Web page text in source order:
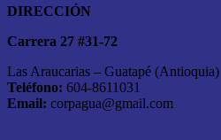
DIRECCIÓN
Carrera 27 #31-72
Las Araucarias – Guatapé (Antioquia)
Teléfono: 604-8611031
Email: corpagua@gmail.com